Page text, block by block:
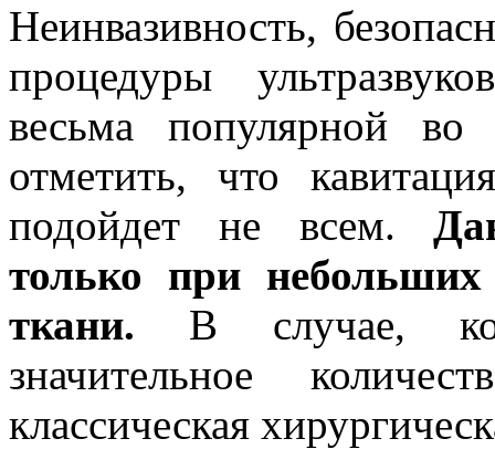
Неинвазивность,
процедуры
весьма популярной
отметить, что
подойдет не всем.
только при
ткани. В случае,
значительное
классическая